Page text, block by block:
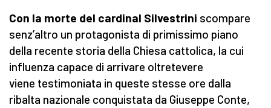
Con la morte del cardinal Silvestrini scompare
senz’altro un protagonista di primissimo piano
della recente storia della Chiesa cattolica, la cui
influenza capace di arrivare oltretevere
viene testimoniata in queste stesse ore dalla
ribalta nazionale conquistata da Giuseppe Conte,